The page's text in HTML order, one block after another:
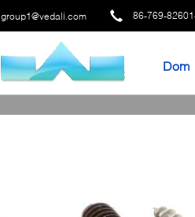
group1@vedali.com 86-769-
Dom